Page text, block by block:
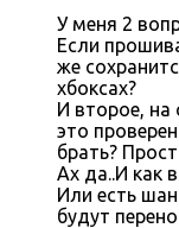
У меня 2
Если
же
хбоксах?
И второе, на
это
брать?
Ах да..И как
Или есть
будут